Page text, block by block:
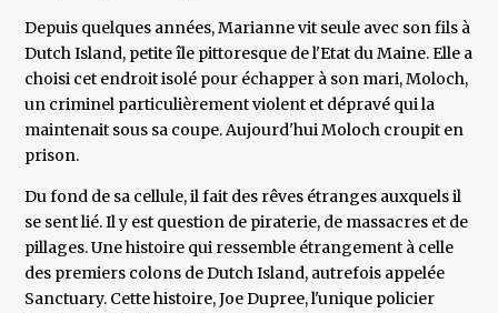
Depuis quelques années, Marianne vit seule avec son fils à
Dutch Island, petite île pittoresque de l'Etat du Maine. Elle a
choisi cet endroit isolé pour échapper à son mari, Moloch,
un criminel particulièrement violent et dépravé qui la
maintenait sous sa coupe. Aujourd'hui Moloch croupit en
prison.
Du fond de sa cellule, il fait des rêves étranges auxquels il
se sent lié. Il y est question de piraterie, de massacres et de
pillages. Une histoire qui ressemble étrangement à celle
des premiers colons de Dutch Island, autrefois appelée
Sanctuary. Cette histoire, Joe Dupree, l'unique policier